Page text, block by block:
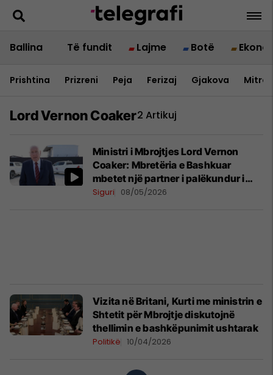
Ballina Të fundit Lajme Botë
Prishtina Prizreni Peja Ferizaj Gjakova
Lord Vernon Coaker2 Artikuj
Ministri i Mbrojtjes Lord Vernon
Coaker: Mbretëria e Bashkuar
mbetet një partner i palëkundur i
Kosovës
Siguri 08/05/2026
Vizita në Britani, Kurti me ministrin e
Shtetit për Mbrojtje diskutojnë
thellimin e bashkëpunimit ushtarak
Politikë 10/04/2026